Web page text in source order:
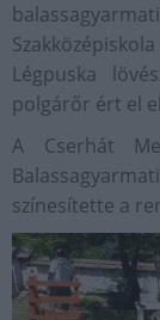
Légpuska
polgárőr ért el
A Cserhát
színesítette a